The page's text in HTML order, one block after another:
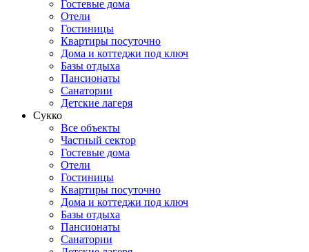
Гостевые дома
Отели
Гостиницы
Квартиры посуточно
Дома и коттеджи под ключ
Базы отдыха
Пансионаты
Санатории
Детские лагеря
Сукко
Все объекты
Частный сектор
Гостевые дома
Отели
Гостиницы
Квартиры посуточно
Дома и коттеджи под ключ
Базы отдыха
Пансионаты
Санатории